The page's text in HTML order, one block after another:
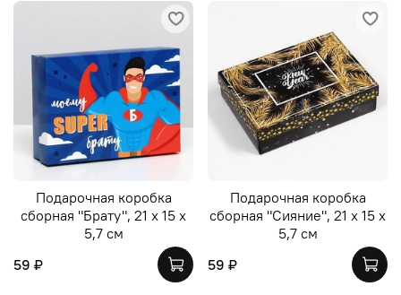
Подарочная коробка
сборная "Брату", 21 х 15 х
5,7 см
59 ₽
Подарочная коробка
сборная "Сияние", 21 х 15 х
5,7 см
59 ₽